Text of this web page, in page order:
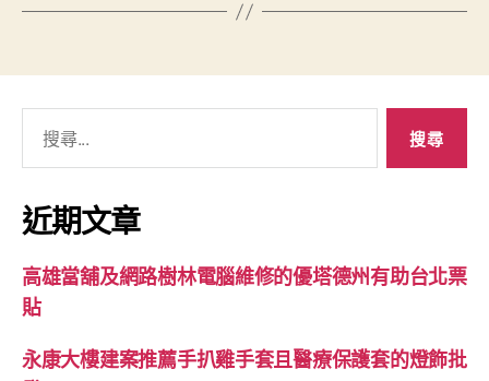
關
鍵
字:
近期文章
高雄當舖及網路樹林電腦維修的優塔德州有助台北票
貼
永康大樓建案推薦手扒雞手套且醫療保護套的燈飾批